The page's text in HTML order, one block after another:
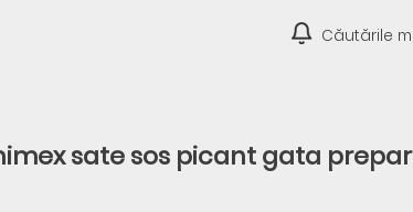
Căutările
sate sos picant gata